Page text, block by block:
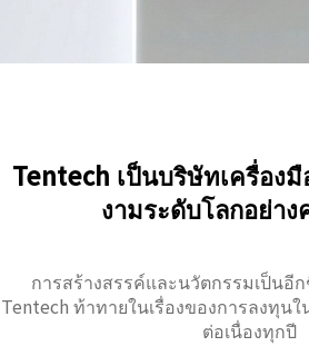
Tentech เป็นบริษัทเครื่อง
งามระดับโลกอย่าง
การสร้างสรรค์และนวัตกรรมเป็นอี
Tentech ท้าทายในเรื่องของการลงทุน
ต่อเนื่องทุกปี